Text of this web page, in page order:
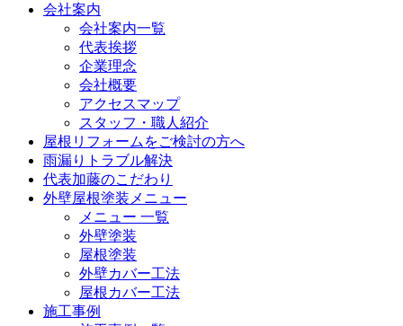
会社案内
会社案内一覧
代表挨拶
企業理念
会社概要
アクセスマップ
スタッフ・職人紹介
屋根リフォームをご検討の方へ
雨漏りトラブル解決
代表加藤のこだわり
外壁屋根塗装メニュー
メニュー 一覧
外壁塗装
屋根塗装
外壁カバー工法
屋根カバー工法
施工事例